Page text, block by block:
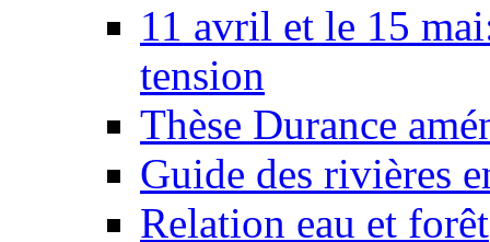
11 avril et le 15
tension
Thèse Durance
Guide des rivières
Relation eau et forêt